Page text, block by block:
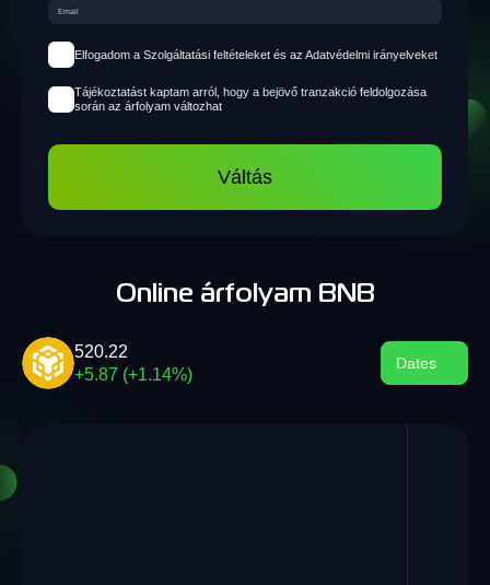
Elfogadom a Szolgáltatási feltételeket és az Adatvédelmi irányelveket
Tájékoztatást kaptam arról, hogy a bejövő tranzakció feldolgozása
során az árfolyam változhat
Váltás
Online árfolyam BNB
520.22
+5.87 (+1.14%)
Dates